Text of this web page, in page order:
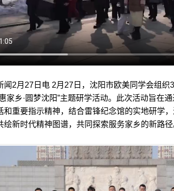
月27日电 2月27日，沈阳市欧美同学会组织
家乡·圆梦沈阳”主题研学活动。此次活动旨在
和重要指示精神，结合雷锋纪念馆的实地研学
绘新时代精神图谱，共同探索服务家乡的新路径